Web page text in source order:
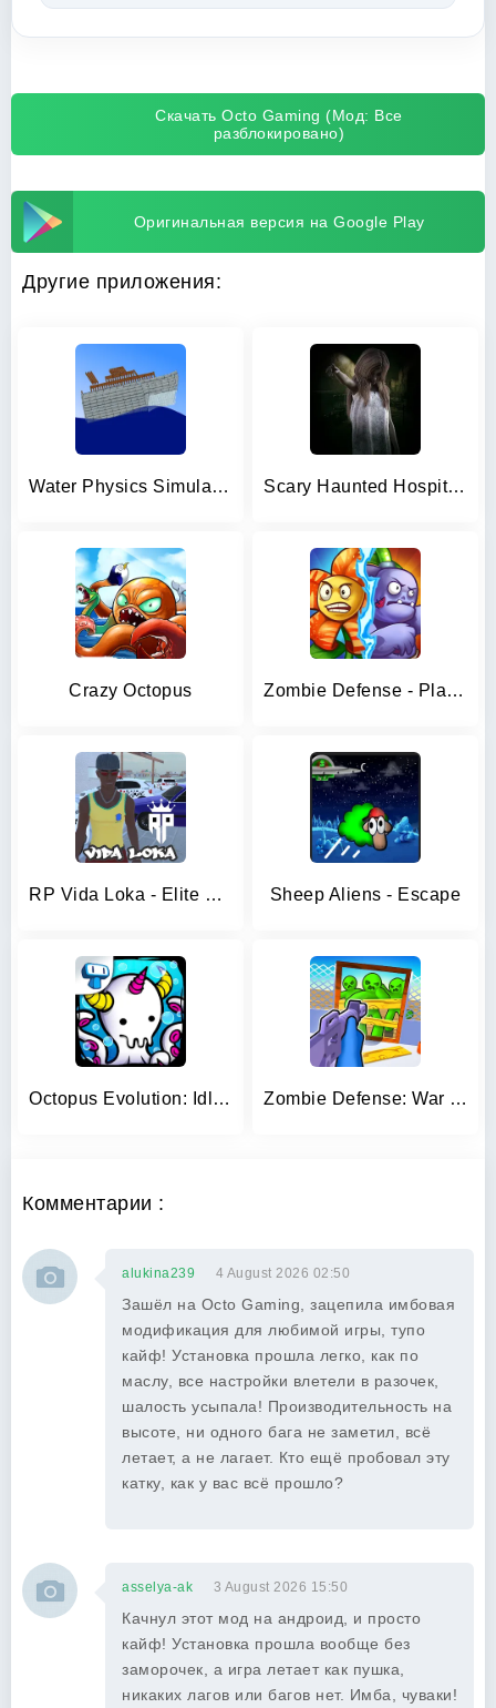
Скачать Octo Gaming (Мод: Все
разблокировано)
Оригинальная версия на Google Play
Другие приложения:
Water Physics Simulation Scary Haunted Hospital Morgue
Crazy Octopus Zombie Defense - Plants War
RP Vida Loka - Elite Policial Sheep Aliens - Escape
Octopus Evolution: Idle Game Zombie Defense: War Z Survival
Комментарии :
alukina239 4 August 2026 02:50
Зашёл на Octo Gaming, зацепила имбовая
модификация для любимой игры, тупо
кайф! Установка прошла легко, как по
маслу, все настройки влетели в разочек,
шалость усыпала! Производительность на
высоте, ни одного бага не заметил, всё
летает, а не лагает. Кто ещё пробовал эту
катку, как у вас всё прошло?
asselya-ak 3 August 2026 15:50
Качнул этот мод на андроид, и просто
кайф! Установка прошла вообще без
заморочек, а игра летает как пушка,
никаких лагов или багов нет. Имба, чуваки!